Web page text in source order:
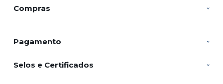
Compras
Pagamento
Selos e Certificados